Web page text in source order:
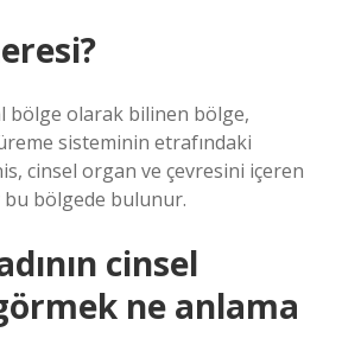
bölge olarak bilinen bölge,
sisteminin etrafındaki
cinsel organ ve çevresini içeren
bu bölgede bulunur.
cinsel
ne anlama